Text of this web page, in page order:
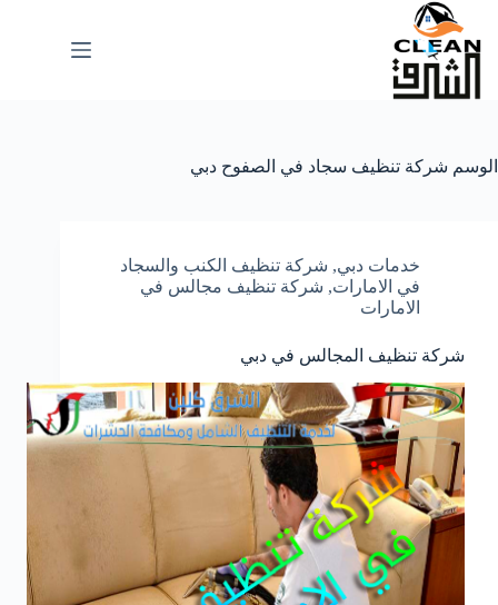
التجاوز
المحتوى
الوسم شركة تنظيف سجاد في الصفوح دبي
خدمات دبي, شركة تنظيف الكنب والسجاد
في الامارات, شركة تنظيف مجالس في
الامارات
شركة تنظيف المجالس في دبي